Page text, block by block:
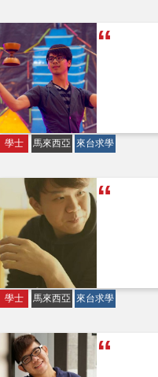
學士 馬來西亞 來台求學
學士 馬來西亞 來台求學